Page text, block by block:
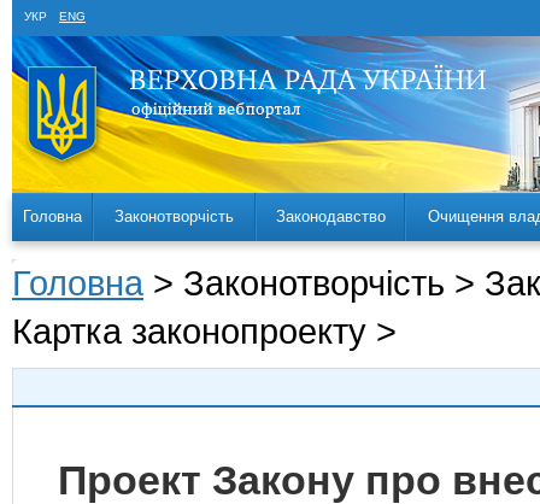
УКР ENG
Головна Законотворчість Законодавство Очищення
Головна > Законотворчість >
Картка законопроекту >
Проект Закону про